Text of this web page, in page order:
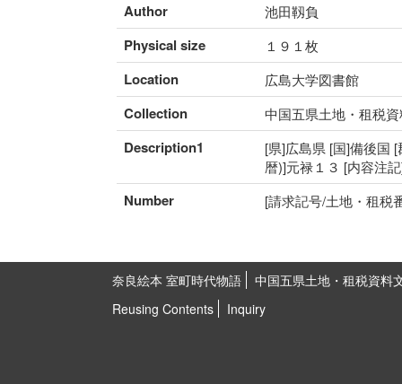
Author 池田靱負
Physical size １９１枚
Location 広島大学図書館
Collection 中国五県土地・租税
Description1
[県]広島県 [国]備後国
暦)]元禄１３ [内容注
Number [請求記号/土地・租税
奈良絵本 室町時代物語
中国五県土地・租税資料
Reusing Contents
Inquiry